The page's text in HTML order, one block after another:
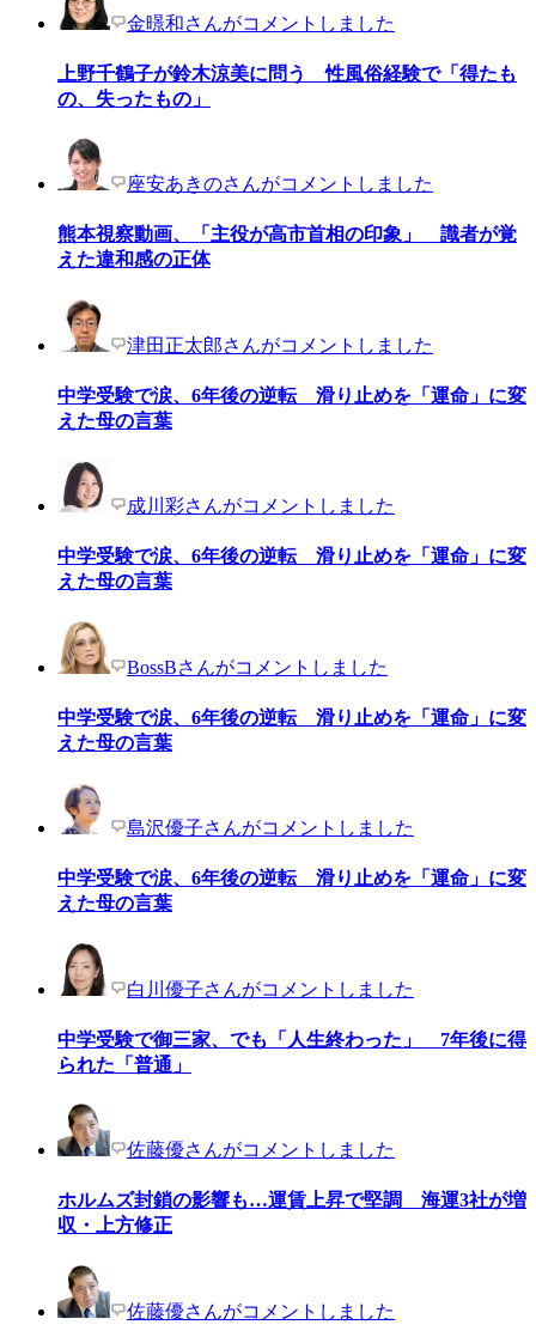
金暻和さんがコメントしました
上野千鶴子が鈴木涼美に問う 性風俗経験で「得たも
の、失ったもの」
座安あきのさんがコメントしました
熊本視察動画、「主役が高市首相の印象」 識者が覚
えた違和感の正体
津田正太郎さんがコメントしました
中学受験で涙、6年後の逆転 滑り止めを「運命」に変
えた母の言葉
成川彩さんがコメントしました
中学受験で涙、6年後の逆転 滑り止めを「運命」に変
えた母の言葉
BossBさんがコメントしました
中学受験で涙、6年後の逆転 滑り止めを「運命」に変
えた母の言葉
島沢優子さんがコメントしました
中学受験で涙、6年後の逆転 滑り止めを「運命」に変
えた母の言葉
白川優子さんがコメントしました
中学受験で御三家、でも「人生終わった」 7年後に得
られた「普通」
佐藤優さんがコメントしました
ホルムズ封鎖の影響も…運賃上昇で堅調 海運3社が増
収・上方修正
佐藤優さんがコメントしました